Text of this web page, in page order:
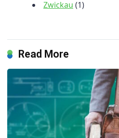
Zwickau (1)
Read More